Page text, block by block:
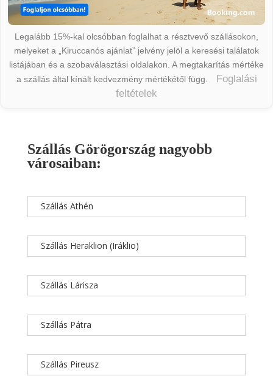
Legalább 15%-kal olcsóbban foglalhat a résztvevő szállásokon,
melyeket a „Kiruccanós ajánlat” jelvény jelöl a keresési találatok
listájában és a szobaválasztási oldalakon. A megtakarítás mértéke
a szállás által kínált kedvezmény mértékétől függ.
Foglalási
feltételek
Szállás Görögország nagyobb
városaiban:
Szállás Athén
Szállás Heraklion (Iráklio)
Szállás Lárisza
Szállás Pátra
Szállás Pireusz